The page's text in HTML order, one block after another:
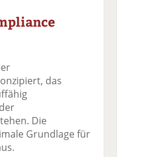
das
Die
Grundlage für